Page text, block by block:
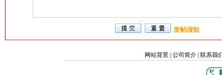
发帖须知
网站背景 | 公司简介 | 联系我